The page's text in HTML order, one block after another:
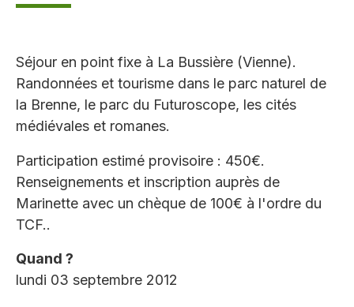
Séjour en point fixe à La Bussière (Vienne).
Randonnées et tourisme dans le parc naturel de
la Brenne, le parc du Futuroscope, les cités
médiévales et romanes.
Participation estimé provisoire : 450€.
Renseignements et inscription auprès de
Marinette avec un chèque de 100€ à l'ordre du
TCF..
Quand ?
lundi 03 septembre 2012